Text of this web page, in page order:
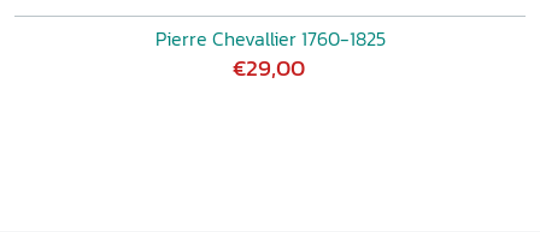
Pierre Chevallier 1760-1825
€29,00